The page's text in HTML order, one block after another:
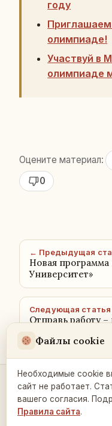
году
Приглашаем
олимпиаде!
Участвуй в
олимпиаде
Оцените материал:
0
← Предыдущая
Новая
Университет»
Следующая
Отправь работу
Файлы cookie
Необходимые cookie
сайт не работает.
вашего согласия.
Правила сайта.